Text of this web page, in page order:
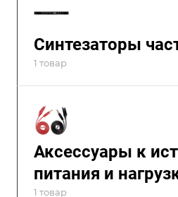
Синтезаторы
1 товар
Аксессуары к
питания и
1 товар